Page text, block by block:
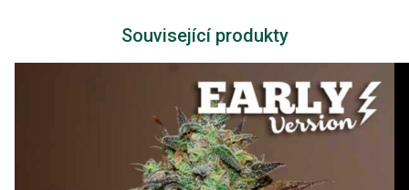
Související produkty